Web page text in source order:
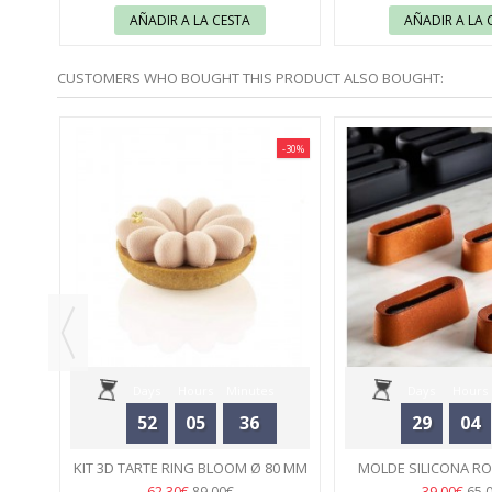
AÑADIR A LA CESTA
AÑADIR A LA
CUSTOMERS WHO BOUGHT THIS PRODUCT ALSO BOUGHT:
52 05 36
-30%
KIT 3D TARTE RING BLOOM Ø 80 MM
- SILIKOMART
29 04
MOLDE SILICONA
ANTONIO